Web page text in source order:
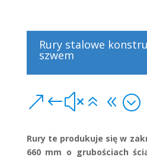
Rury stalowe
szwem
&#x68;
Rury te produkuje się w
660 mm o grubościach